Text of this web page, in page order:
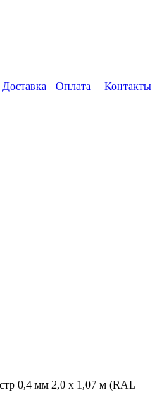
Доставка Оплата Контакты
0,4 мм 2,0 х 1,07 м (RAL